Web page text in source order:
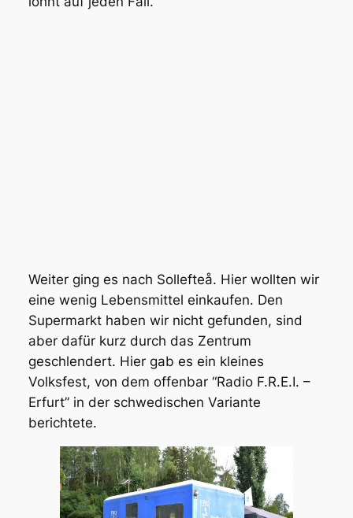
Weiter ging es nach Sollefteå. Hier wollten wir
eine wenig Lebensmittel einkaufen. Den
Supermarkt haben wir nicht gefunden, sind
aber dafür kurz durch das Zentrum
geschlendert. Hier gab es ein kleines
Volksfest, von dem offenbar “Radio F.R.E.I. –
Erfurt” in der schwedischen Variante
berichtete.